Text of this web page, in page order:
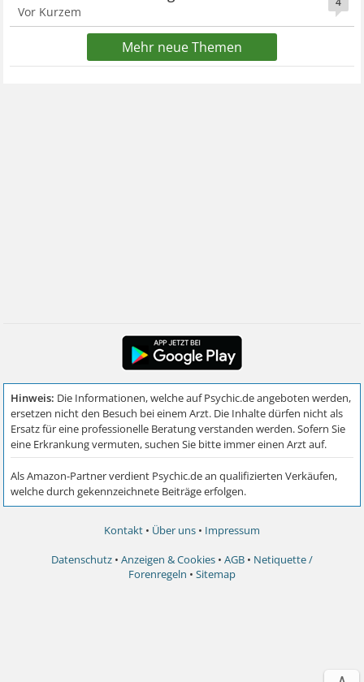
Vor Kurzem
Mehr neue Themen
Kontakt • Über uns • Impressum
Datenschutz • Anzeigen & Cookies • AGB • Netiquette /
Forenregeln • Sitemap
∧